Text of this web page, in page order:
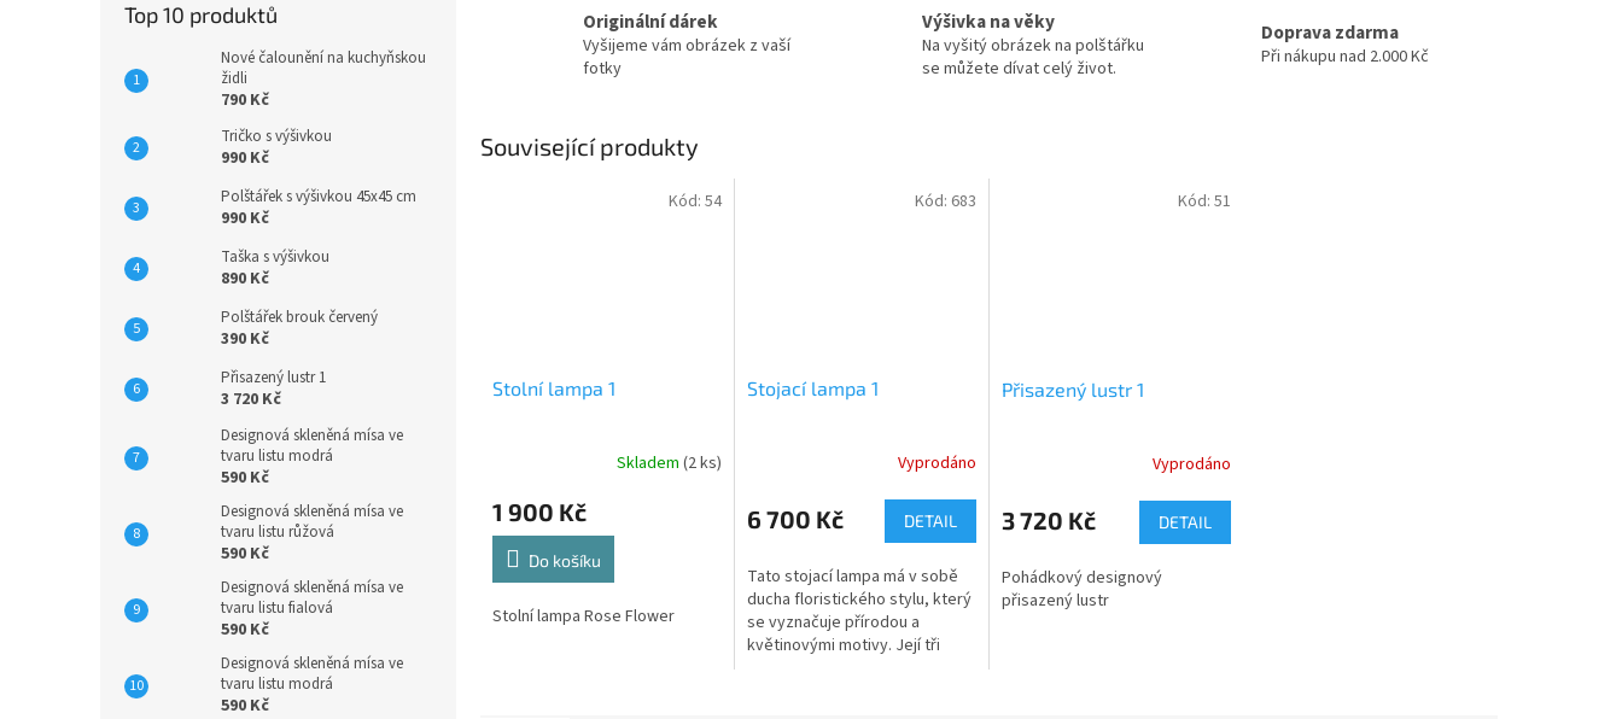
Top 10 produktů
Nové čalounění na kuchyňskou
židli
790 Kč
Tričko s výšivkou
990 Kč
Polštářek s výšivkou 45x45 cm
990 Kč
Taška s výšivkou
890 Kč
Polštářek brouk červený
390 Kč
Přisazený lustr 1
3 720 Kč
Designová skleněná mísa ve
tvaru listu modrá
590 Kč
Designová skleněná mísa ve
tvaru listu růžová
590 Kč
Designová skleněná mísa ve
tvaru listu fialová
590 Kč
Designová skleněná mísa ve
tvaru listu modrá
590 Kč
Originální dárek
Vyšijeme vám obrázek z vaší
fotky
Výšivka na věky
Na vyšitý obrázek na polštářku
se můžete dívat celý život.
Doprava zdarma
Při nákupu nad 2.000 Kč
Související produkty
Stolní lampa 1
produktu
je
5,0
z
hvězdiček.
Skladem (2 ks)
1 900 Kč
Do košíku
Stolní lampa Rose Flower
Kód: 54
Stojací lampa 1
Vyprodáno
6 700 Kč DETAIL
Tato stojací lampa má v sobě
ducha floristického stylu, který
se vyznačuje přírodou a
květinovými motivy. Její tři
Kód: 683
Přisazený lustr 1
produktu
je
z
5
Vyprodáno
3 720 Kč DETAIL
Pohádkový designový
přisazený lustr
Kód:51